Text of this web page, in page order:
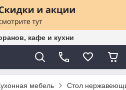
кафе и кухни
мебель Cтол